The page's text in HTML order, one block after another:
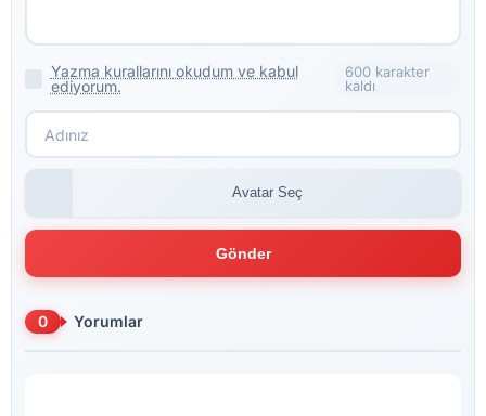
Yazma kurallarını okudum ve kabul
ediyorum.
600 karakter
kaldı
Avatar Seç
Gönder
0 Yorumlar